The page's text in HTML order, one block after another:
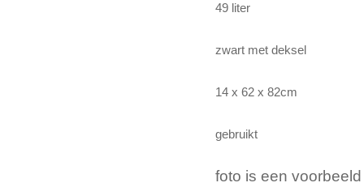
49 liter
zwart met deksel
14 x 62 x 82cm
gebruikt
foto is een